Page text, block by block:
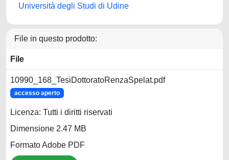
Università degli Studi di Udine
File in questo prodotto:
File
10990_168_TesiDottoratoRenzaSpelat.pdf
accesso aperto
Licenza: Tutti i diritti riservati
Dimensione 2.47 MB
Formato Adobe PDF